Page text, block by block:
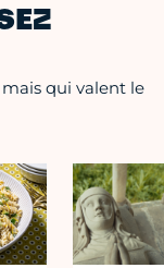
qui valent le